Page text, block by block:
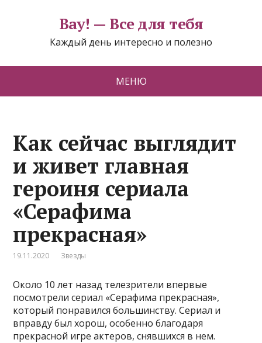
Вау! — Все для тебя
Каждый день интересно и полезно
МЕНЮ
Как сейчас выглядит
и живет главная
героиня сериала
«Серафима
прекрасная»
19.11.2020 Звезды
Около 10 лет назад телезрители впервые
посмотрели сериал «Серафима прекрасная»,
который понравился большинству. Сериал и
вправду был хорош, особенно благодаря
прекрасной игре актеров, снявшихся в нем.